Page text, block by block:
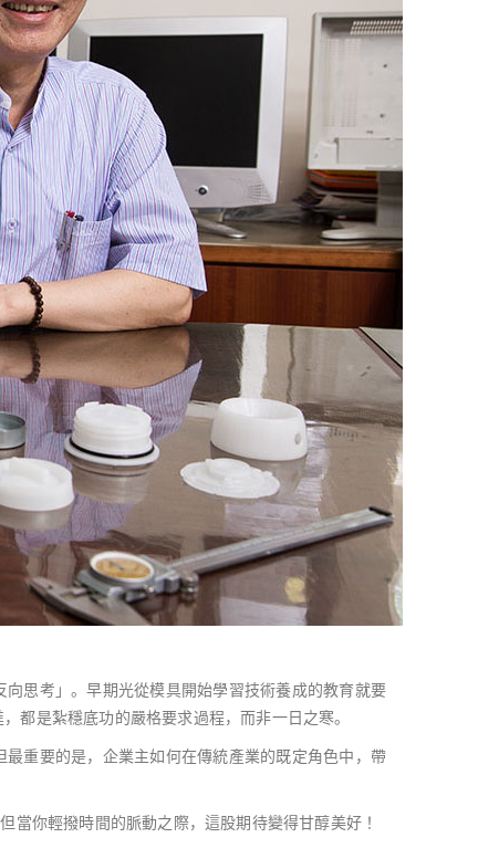
思考」。早期光從模具開始學習技術養成的教育就要
都是紮穩底功的嚴格要求過程，而非一日之寒。
重要的是，企業主如何在傳統產業的既定角色中，帶
當你輕撥時間的脈動之際，這股期待變得甘醇美好！